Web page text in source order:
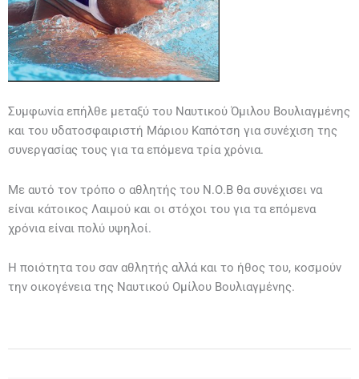
Συμφωνία επήλθε μεταξύ του Ναυτικού Όμιλου Βουλιαγμένης
και του υδατοσφαιριστή Μάριου Καπότση για συνέχιση της
συνεργασίας τους για τα επόμενα τρία χρόνια.
Με αυτό τον τρόπο ο αθλητής του Ν.Ο.Β θα συνέχισει να
είναι κάτοικος Λαιμού και οι στόχοι του για τα επόμενα
χρόνια είναι πολύ υψηλοί.
Η ποιότητα του σαν αθλητής αλλά και το ήθος του, κοσμούν
την οικογένεια της Ναυτικού Ομίλου Βουλιαγμένης.